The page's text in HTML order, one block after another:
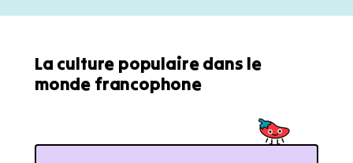
La culture populaire dans le
monde francophone